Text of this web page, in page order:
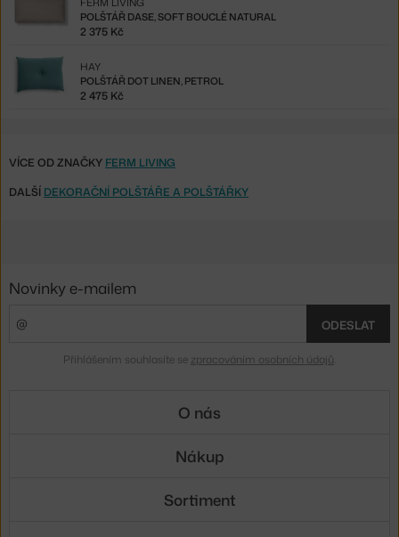
POLŠTÁŘ DASE, SOFT BOUCLÉ NATURAL
2 375 Kč
POLŠTÁŘ DOT LINEN, PETROL
HAY
2 475 Kč
VÍCE OD ZNAČKY FERM LIVING
DALŠÍ DEKORAČNÍ POLŠTÁŘE A POLŠTÁŘKY
Novinky e-mailem
ODESLAT
Přihlášením souhlasíte se zpracováním osobních údajů
O nás
Nákup
Sortiment